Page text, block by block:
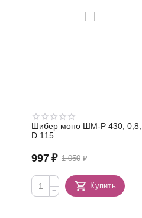
Шибер моно ШМ-Р 430, 0,8,
D 115
1 050 ₽
997 ₽
+
−
Купить